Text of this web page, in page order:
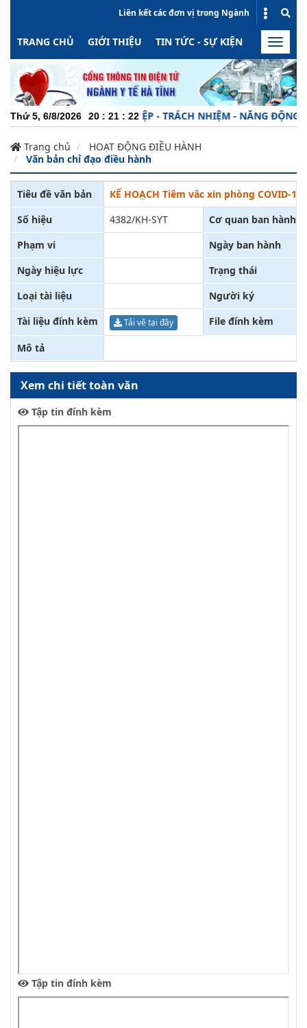
Liên kết các đơn vị trong Ngành
TRANG CHỦ GIỚI THIỆU TIN TỨC - SỰ KIỆN HOẠT
Toggle
Thứ 5, 6/8/2026 20 : 21 : 23
CHUYÊN NGHIỆP - TRÁCH NHIỆM - NĂNG ĐỘNG -
Trang chủ
HOẠT ĐỘNG ĐIỀU HÀNH
Văn bản chỉ đạo điều hành
Tiêu đề văn bản
KẾ HOẠCH Tiêm vắc xin phòng COVID-
Số hiệu
4382/KH-SYT
Cơ quan ban hành
Phạm vi
Ngày ban hành
Ngày hiệu lực
Trạng thái
Loại tài liệu
Người ký
Tài liệu đính kèm
Tải về tại đây File đính kèm
Mô tả
Xem chi tiết toàn văn
Tập tin đính kèm
Tập tin đính kèm